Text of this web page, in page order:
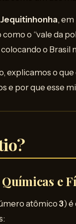
, em
o “vale da
o Brasil
explicamos o
e por que esse
e
atômico 3) é